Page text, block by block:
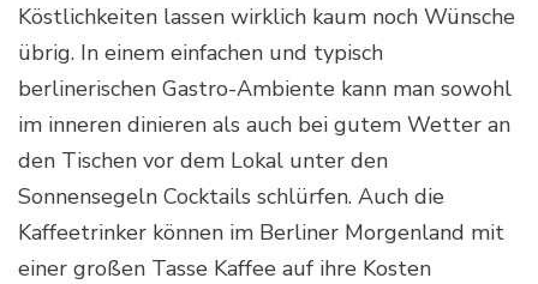
Köstlichkeiten lassen wirklich kaum noch Wünsche
übrig. In einem einfachen und typisch
berlinerischen Gastro-Ambiente kann man sowohl
im inneren dinieren als auch bei gutem Wetter an
den Tischen vor dem Lokal unter den
Sonnensegeln Cocktails schlürfen. Auch die
Kaffeetrinker können im Berliner Morgenland mit
einer großen Tasse Kaffee auf ihre Kosten